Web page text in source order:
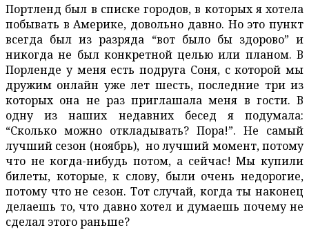
Портленд был в списке городов, в которых я хотела
побывать в Америке, довольно давно. Но это пункт
всегда был из разряда “вот было бы здорово” и
никогда не был конкретной целью или планом. В
Порленде у меня есть подруга Соня, с которой мы
дружим онлайн уже лет шесть, последние три из
которых она не раз приглашала меня в гости. В
одну из наших недавних бесед я подумала:
“Сколько можно откладывать? Пора!”. Не самый
лучший сезон (ноябрь), но лучший момент, потому
что не когда-нибудь потом, а сейчас! Мы купили
билеты, которые, к слову, были очень недорогие,
потому что не сезон. Тот случай, когда ты наконец
делаешь то, что давно хотел и думаешь почему не
сделал этого раньше?